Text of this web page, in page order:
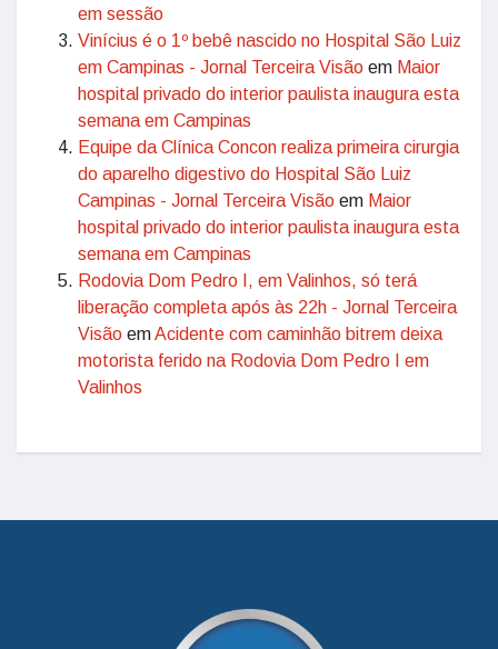
em sessão
Vinícius é o 1º bebê nascido no Hospital São Luiz
em Campinas - Jornal Terceira Visão em Maior
hospital privado do interior paulista inaugura esta
semana em Campinas
Equipe da Clínica Concon realiza primeira cirurgia
do aparelho digestivo do Hospital São Luiz
Campinas - Jornal Terceira Visão em Maior
hospital privado do interior paulista inaugura esta
semana em Campinas
Rodovia Dom Pedro I, em Valinhos, só terá
liberação completa após às 22h - Jornal Terceira
Visão emAcidente com caminhão bitrem deixa
motorista ferido na Rodovia Dom Pedro I em
Valinhos